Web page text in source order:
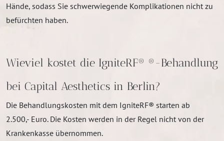
Hände, sodass Sie schwerwiegende Komplikationen nicht zu
befürchten haben.
Wieviel kostet die IgniteRF® ®-Behandlung
bei Capital Aesthetics in Berlin?
Die Behandlungskosten mit dem IgniteRF® starten ab
2.500,- Euro. Die Kosten werden in der Regel nicht von der
Krankenkasse übernommen.